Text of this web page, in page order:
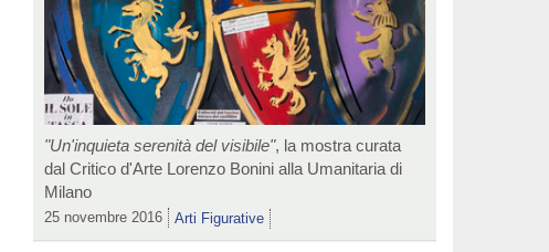
"Un'inquieta serenità del visibile", la mostra curata
dal Critico d'Arte Lorenzo Bonini alla Umanitaria di
Milano
25 novembre 2016 Arti Figurative